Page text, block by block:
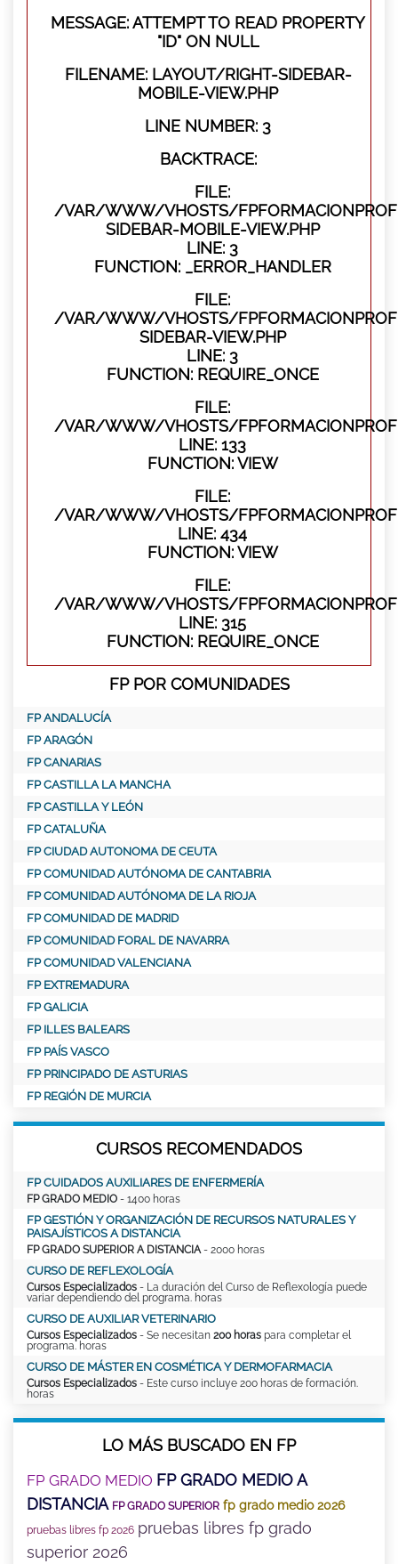
MESSAGE: ATTEMPT TO READ PROPERTY
"ID" ON NULL
FILENAME: LAYOUT/RIGHT-SIDEBAR-
MOBILE-VIEW.PHP
LINE NUMBER: 3
BACKTRACE:
FILE:
/VAR/WWW/VHOSTS/
SIDEBAR-MOBILE-VIEW.PHP
LINE: 3
FUNCTION: _ERROR_HANDLER
FILE:
/VAR/WWW/VHOSTS/
SIDEBAR-VIEW.PHP
LINE: 3
FUNCTION: REQUIRE_ONCE
FILE:
/VAR/WWW/VHOSTS/
LINE: 133
FUNCTION: VIEW
FILE:
/VAR/WWW/VHOSTS/
LINE: 434
FUNCTION: VIEW
FILE:
/VAR/WWW/VHOSTS/
LINE: 315
FUNCTION: REQUIRE_ONCE
FP POR COMUNIDADES
FP ANDALUCÍA
FP ARAGÓN
FP CANARIAS
FP CASTILLA LA MANCHA
FP CASTILLA Y LEÓN
FP CATALUÑA
FP CIUDAD AUTONOMA DE CEUTA
FP COMUNIDAD AUTÓNOMA DE CANTABRIA
FP COMUNIDAD AUTÓNOMA DE LA RIOJA
FP COMUNIDAD DE MADRID
FP COMUNIDAD FORAL DE NAVARRA
FP COMUNIDAD VALENCIANA
FP EXTREMADURA
FP GALICIA
FP ILLES BALEARS
FP PAÍS VASCO
FP PRINCIPADO DE ASTURIAS
FP REGIÓN DE MURCIA
CURSOS RECOMENDADOS
FP CUIDADOS AUXILIARES DE ENFERMERÍA
FP GRADO MEDIO - 1400 horas
FP GESTIÓN Y ORGANIZACIÓN DE RECURSOS NATURALES Y
PAISAJÍSTICOS A DISTANCIA
FP GRADO SUPERIOR A DISTANCIA - 2000 horas
CURSO DE REFLEXOLOGÍA
Cursos Especializados - La duración del Curso de Reflexología puede
variar dependiendo del programa. horas
CURSO DE AUXILIAR VETERINARIO
Cursos Especializados - Se necesitan 200 horas para completar el
programa. horas
CURSO DE MÁSTER EN COSMÉTICA Y DERMOFARMACIA
Cursos Especializados - Este curso incluye 200 horas de formación.
horas
LO MÁS BUSCADO EN FP
FP GRADO MEDIO FP GRADO MEDIO A
DISTANCIA FP GRADO SUPERIOR fp grado medio 2026
pruebas libres fp 2026 pruebas libres fp grado
superior 2026